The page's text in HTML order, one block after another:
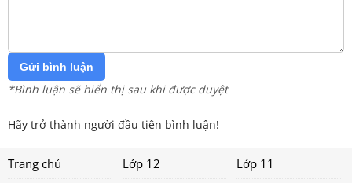
Gửi bình luận
*Bình luận sẽ hiển thị sau khi được duyệt
Hãy trở thành người đầu tiên bình luận!
Trang chủ Lớp 12
Lớp 11